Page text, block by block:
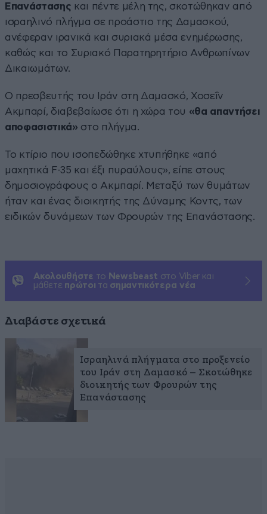
Επανάστασης και πέντε μέλη της, σκοτώθηκαν από
ισραηλινό πλήγμα σε προάστιο της Δαμασκού,
ανέφεραν ιρανικά και συριακά μέσα ενημέρωσης,
καθώς και το Συριακό Παρατηρητήριο Ανθρωπίνων
Δικαιωμάτων.
Ο πρεσβευτής του Ιράν στη Δαμασκό, Χοσεΐν
Ακμπαρί, διαβεβαίωσε ότι η χώρα του «θα απαντήσει
αποφασιστικά» στο πλήγμα.
Το κτίριο που ισοπεδώθηκε χτυπήθηκε «από
μαχητικά F-35 και έξι πυραύλους», είπε στους
δημοσιογράφους ο Ακμπαρί. Μεταξύ των θυμάτων
ήταν και ένας διοικητής της Δύναμης Κοντς, των
ειδικών δυνάμεων των Φρουρών της Επανάστασης.
Ακολουθήστε το Newsbeast στο Viber και
μάθετε πρώτοι τα σημαντικότερα νέα
Διαβάστε σχετικά
Ισραηλινά πλήγματα στο προξενείο
του Ιράν στη Δαμασκό – Σκοτώθηκε
διοικητής των Φρουρών της
Επανάστασης